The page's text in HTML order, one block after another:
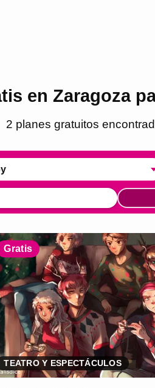
en Zaragoza
2 planes gratuitos
Gratis
TEATRO Y ESPECTÁCULOS